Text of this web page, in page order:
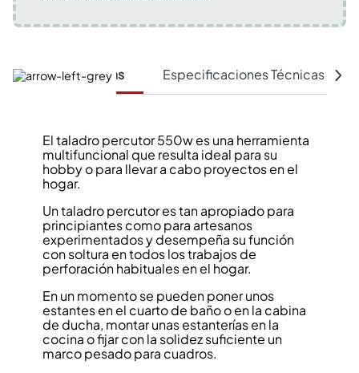
Características Especificaciones Técnicas
El taladro percutor 550w es una herramienta
multifuncional que resulta ideal para su
hobby o para llevar a cabo proyectos en el
hogar.
Un taladro percutor es tan apropiado para
principiantes como para artesanos
experimentados y desempeña su función
con soltura en todos los trabajos de
perforación habituales en el hogar.
En un momento se pueden poner unos
estantes en el cuarto de baño o en la cabina
de ducha, montar unas estanterías en la
cocina o fijar con la solidez suficiente un
marco pesado para cuadros.